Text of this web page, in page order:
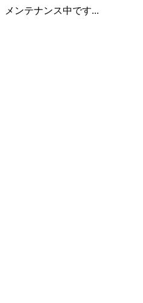
メンテナンス中です...